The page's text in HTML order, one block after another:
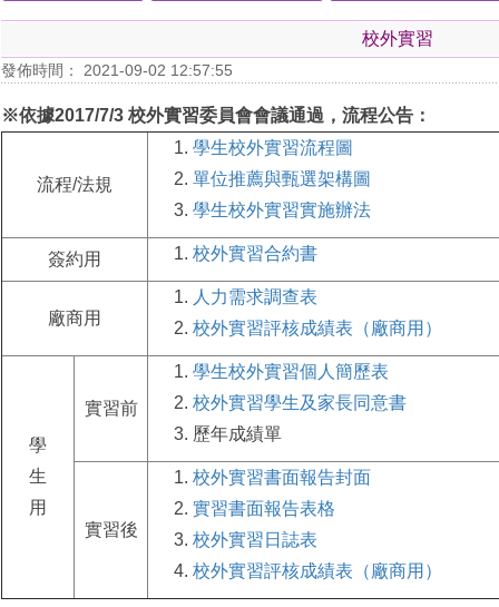
校外實習
發佈時間： 2021-09-02 12:57:55
※依據2017/7/3 校外實習委員會會議通過，流程公告：
流程/法規
學生校外實習流程圖
單位推薦與甄選架構圖
學生校外實習實施辦法
簽約用 校外實習合約書
廠商用
人力需求調查表
校外實習評核成績表（廠商用）
學
生
用
實習前
學生校外實習個人簡歷表
校外實習學生及家長同意書
歷年成績單
實習後
校外實習書面報告封面
實習書面報告表格
校外實習日誌表
校外實習評核成績表（廠商用）